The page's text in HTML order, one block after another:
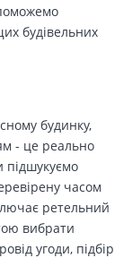
будівельних
будинку,
- це реально
підшукуємо
часом
ретельний
вибрати
угоди, підбір